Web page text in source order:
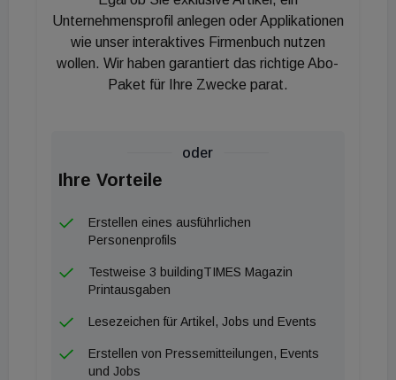
Finanzdienstleistungen/sonstige Dienstleistungen
(438), Handel (368), Bau (359) und Beherbergung
und Gastronomie (343), wobei die Anzahl der
Unternehmen abhängig ist.
Unternehmensprofil anlegen oder Applikationen
wie unser interaktives Firmenbuch nutzen
wollen. Wir haben garantiert das richtige Abo-
Paket für Ihre Zwecke parat.
oder
Ihre Vorteile
Erstellen eines ausführlichen
Personenprofils
Testweise 3 buildingTIMES Magazin
Printausgaben
Lesezeichen für Artikel, Jobs und Events
Erstellen von Pressemitteilungen, Events
und Jobs